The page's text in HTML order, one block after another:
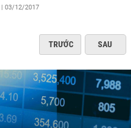
| 03/12/2017
TRƯỚC SAU